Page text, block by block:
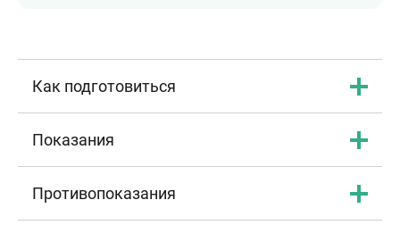
Как подготовиться
Показания
Противопоказания